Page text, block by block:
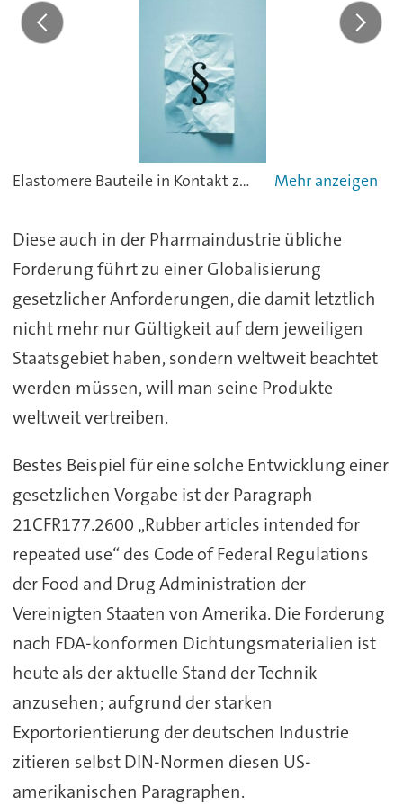
Elastomere Bauteile in Kontakt zu Lebensmitteln und Getränken müssen einerseits die gesetzlichen Anforderungen des Standorts der Anlage erfüllen, andererseits ist zu prüfen, ob nicht zusätzlich auch die Bestimmungen der Länder beachtet werden müssen, wo d
Diese auch in der Pharmaindustrie übliche
Forderung führt zu einer Globalisierung
gesetzlicher Anforderungen, die damit letztlich
nicht mehr nur Gültigkeit auf dem jeweiligen
Staatsgebiet haben, sondern weltweit beachtet
werden müssen, will man seine Produkte
weltweit vertreiben.
Bestes Beispiel für eine solche Entwicklung einer
gesetzlichen Vorgabe ist der Paragraph
21CFR177.2600 „Rubber articles intended for
repeated use“ des Code of Federal Regulations
der Food and Drug Administration der
Vereinigten Staaten von Amerika. Die Forderung
nach FDA-konformen Dichtungsmaterialien ist
heute als der aktuelle Stand der Technik
anzusehen; aufgrund der starken
Exportorientierung der deutschen Industrie
zitieren selbst DIN-Normen diesen US-
amerikanischen Paragraphen.